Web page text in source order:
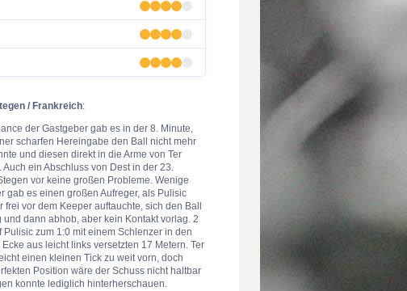
/ Frankreich:
der Gastgeber gab es in der 8. Minute,
scharfen Hereingabe den Ball nicht mehr
und diesen direkt in die Arme von Ter
Auch ein Abschluss von Dest in der 23.
vor keine großen Probleme. Wenige
gab es einen großen Aufreger, als Pulisic
frei vor dem Keeper auftauchte, sich den Ball
dann abhob, aber kein Kontakt vorlag. 2
Pulisic zum 1:0 mit einem Schlenzer in den
aus leicht links versetzten 17 Metern. Ter
einen kleinen Tick zu weit vorn, doch
Position wäre der Schuss nicht haltbar
konnte lediglich hinterherschauen.